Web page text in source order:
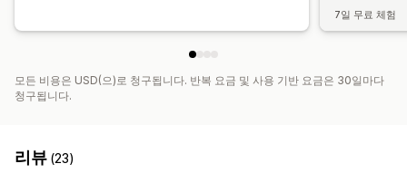
7일 무료 체험
모든 비용은 USD(으)로 청구됩니다. 반복 요금 및 사용 기반 요금은 30일마다
청구됩니다.
리뷰 (23)